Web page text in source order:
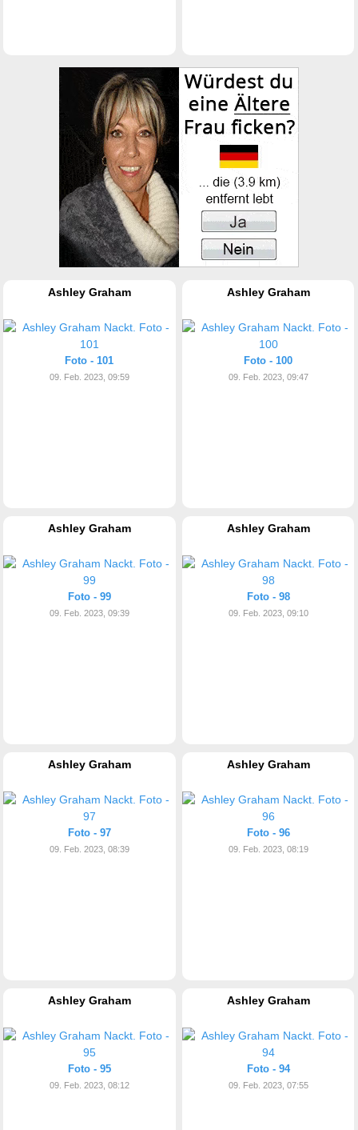
Ashley Graham
Foto - 101
09. Feb. 2023, 09:59
Ashley Graham
Foto - 100
09. Feb. 2023, 09:47
Ashley Graham
Foto - 99
09. Feb. 2023, 09:39
Ashley Graham
Foto - 98
09. Feb. 2023, 09:10
Ashley Graham
Foto - 97
09. Feb. 2023, 08:39
Ashley Graham
Foto - 96
09. Feb. 2023, 08:19
Ashley Graham
Foto - 95
09. Feb. 2023, 08:12
Ashley Graham
Foto - 94
09. Feb. 2023, 07:55